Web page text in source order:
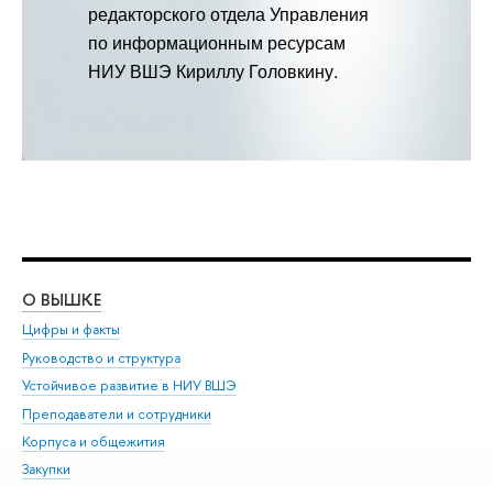
редакторского отдела Управления
по информационным ресурсам
НИУ ВШЭ Кириллу Головкину.
О ВЫШКЕ
Цифры и факты
Руководство и структура
Устойчивое развитие в НИУ ВШЭ
Преподаватели и сотрудники
Корпуса и общежития
Закупки